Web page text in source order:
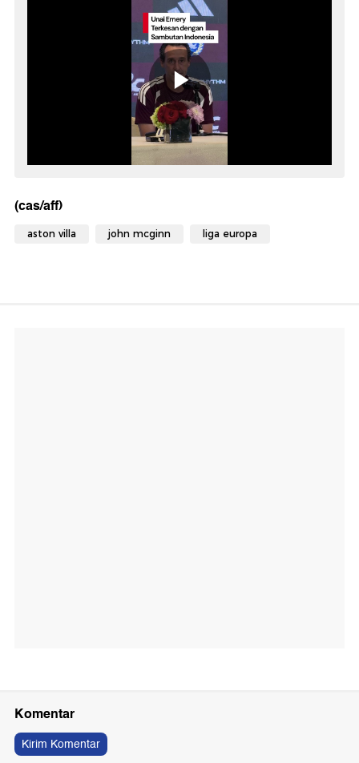
(cas/aff)
aston villa john mcginn liga europa
Komentar
Kirim Komentar